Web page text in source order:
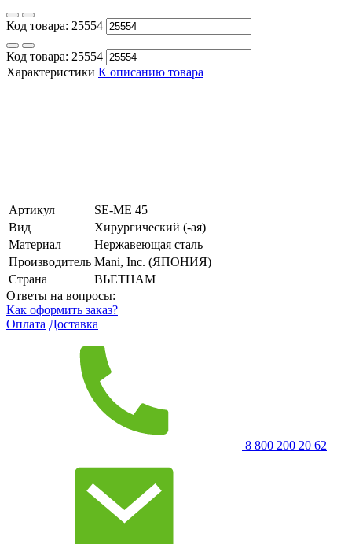
Код товара: 25554
Код товара: 25554
Характеристики К описанию товара
Артикул
SE-ME 45
Вид
Хирургический (-ая)
Материал
Нержавеющая сталь
Производитель Mani, Inc. (ЯПОНИЯ)
Страна
ВЬЕТНАМ
Ответы на вопросы:
Как оформить заказ?
Оплата Доставка
8 800 200 20 62